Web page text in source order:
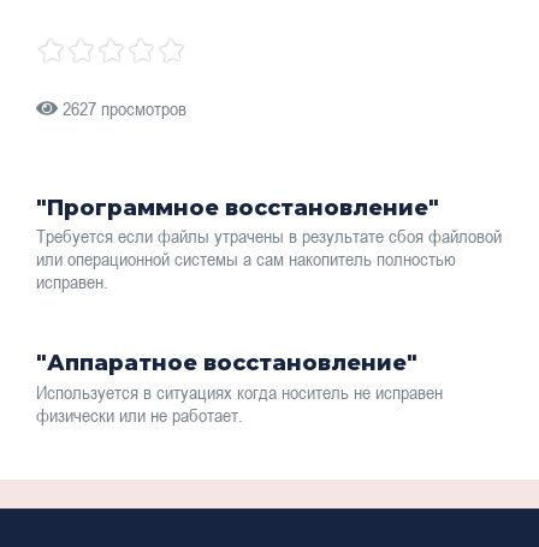
2627 просмотров
"Программное восстановление"
Требуется если файлы утрачены в результате сбоя файловой
или операционной системы а сам накопитель полностью
исправен.
"Аппаратное восстановление"
Используется в ситуациях когда носитель не исправен
физически или не работает.